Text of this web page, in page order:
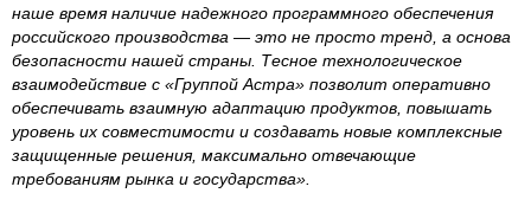
наше время наличие надежного программного обеспечения
российского производства — это не просто тренд, а основа
безопасности нашей страны. Тесное технологическое
взаимодействие с «Группой Астра» позволит оперативно
обеспечивать взаимную адаптацию продуктов, повышать
уровень их совместимости и создавать новые комплексные
защищенные решения, максимально отвечающие
требованиям рынка и государства».